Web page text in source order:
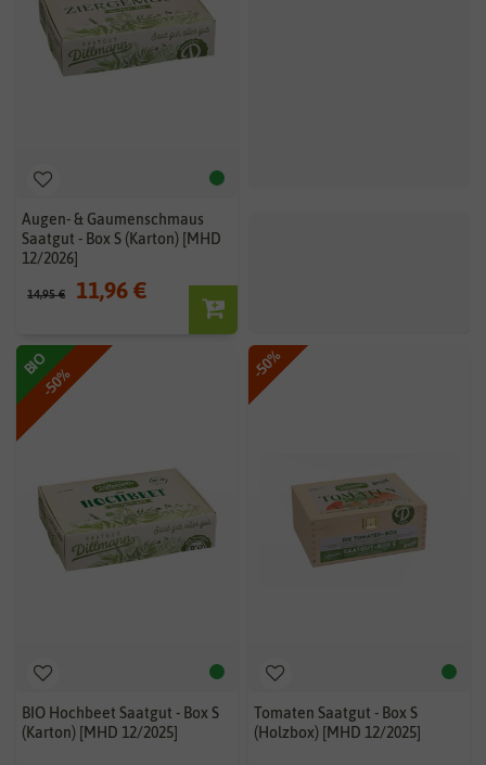
Augen- & Gaumenschmaus
Saatgut - Box S (Karton) [MHD
12/2026]
14,95 € 11,96 €
-50%
BIO
BIO Hochbeet Saatgut - Box S
(Karton) [MHD 12/2025]
-50%
Tomaten Saatgut - Box S
(Holzbox) [MHD 12/2025]